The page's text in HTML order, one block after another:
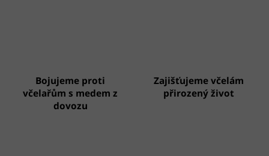
Bojujeme proti
včelařům s medem z
dovozu
Zajišťujeme včelám
přirozený život